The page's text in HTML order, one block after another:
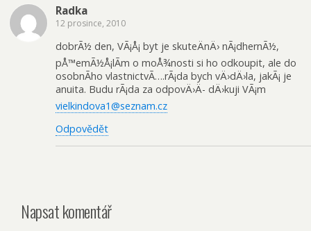
Radka
12 prosince, 2010
dobrÃ½ den, VÃ¡Å¡ byt je skuteÄnÄ› nÃ¡dhernÃ½,
pÅ™emÃ½Å¡lÃ­m o moÅ¾nosti si ho odkoupit, ale do
osobnÃ­ho vlastnictvÃ­….rÃ¡da bych vÄ›dÄ›la, jakÃ¡ je
anuita. Budu rÃ¡da za odpovÄ›Ä- dÄ›kuji VÃ¡m
vielkindova1@seznam.cz
Odpovědět
Napsat komentář